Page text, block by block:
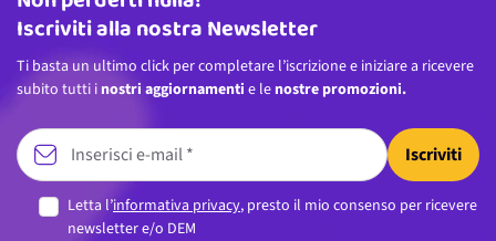
Iscriviti alla nostra Newsletter
Ti basta un ultimo click per completare l’iscrizione e iniziare a ricevere
subito tutti i nostri aggiornamenti e le nostre promozioni.
Iscriviti
Letta l’informativa privacy, presto il mio consenso per ricevere
newsletter e/o DEM